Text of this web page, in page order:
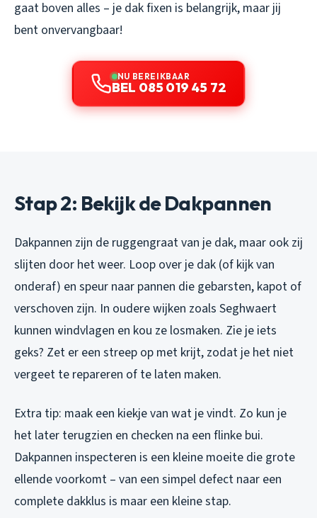
gaat boven alles – je dak fixen is belangrijk, maar jij
bent onvervangbaar!
NU BEREIKBAAR
BEL 085 019 45 72
Stap 2: Bekijk de Dakpannen
Dakpannen zijn de ruggengraat van je dak, maar ook zij
slijten door het weer. Loop over je dak (of kijk van
onderaf) en speur naar pannen die gebarsten, kapot of
verschoven zijn. In oudere wijken zoals Seghwaert
kunnen windvlagen en kou ze losmaken. Zie je iets
geks? Zet er een streep op met krijt, zodat je het niet
vergeet te repareren of te laten maken.
Extra tip: maak een kiekje van wat je vindt. Zo kun je
het later terugzien en checken na een flinke bui.
Dakpannen inspecteren is een kleine moeite die grote
ellende voorkomt – van een simpel defect naar een
complete dakklus is maar een kleine stap.